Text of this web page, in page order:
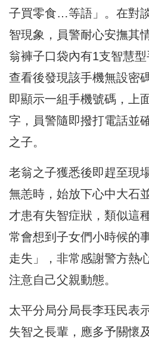
子買零食…等語」 。在對
智現象， 員警耐心安撫其
翁褲子口袋內有1支智慧型
查看後發現該手機無設密
即顯示一組手機號碼，上
字， 員警隨即撥打電話並
之子。
老翁之子獲悉後即趕至現
無恙時， 始放下心中大石
才患有失智症狀， 類似這
常會想到子女們小時候的
走失」，非常感謝警方熱
注意自己父親動態。
太平分局分局長李珏民表
失智之長輩， 應多予關懷